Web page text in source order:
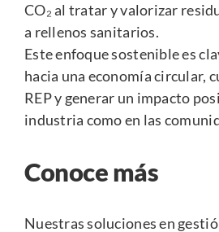
CO₂ al tratar y valorizar
a rellenos sanitarios.
Este enfoque sostenible es
hacia una economía circular,
REP y generar un impacto
industria como en las
Conoce más
Nuestras soluciones en